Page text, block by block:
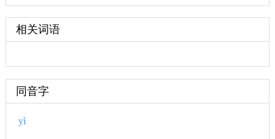
相关词语
同音字
yì